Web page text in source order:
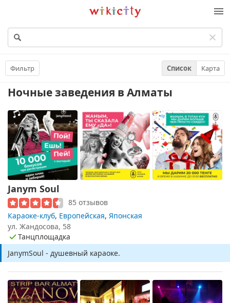
Викисити
Фильтр Список Карта
Ночные заведения в Алматы
Janym Soul
85 отзывов
Караоке-клуб, Европейская, Японская
ул. Жандосова, 58
Танцплощадка
JanymSoul - душевный караоке.